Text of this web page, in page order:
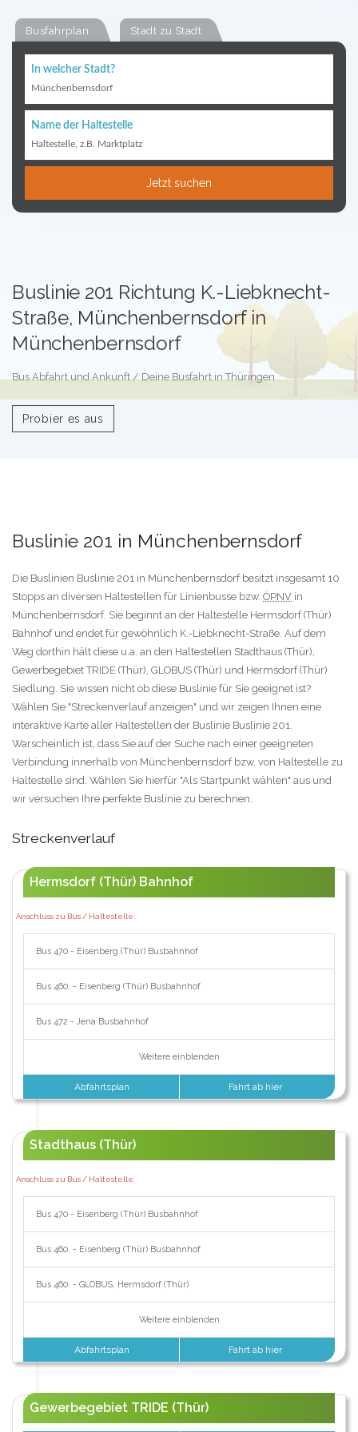
Busfahrplan Stadt zu Stadt
In welcher Stadt?
Münchenbernsdorf
Name der Haltestelle
Haltestelle, z.B. Marktplatz
Jetzt suchen
Buslinie 201 Richtung K.-Liebknecht-
Straße, Münchenbernsdorf in
Münchenbernsdorf
Bus Abfahrt und Ankunft / Deine Busfahrt in Thüringen
Probier es aus
Buslinie 201 in Münchenbernsdorf
Die Buslinien Buslinie 201 in Münchenbernsdorf besitzt insgesamt 10
Stopps an diversen Haltestellen für Linienbusse bzw. ÖPNV in
Münchenbernsdorf. Sie beginnt an der Haltestelle Hermsdorf (Thür)
Bahnhof und endet für gewöhnlich K.-Liebknecht-Straße. Auf dem
Weg dorthin hält diese u.a. an den Haltestellen Stadthaus (Thür),
Gewerbegebiet TRIDE (Thür), GLOBUS (Thür) und Hermsdorf (Thür)
Siedlung. Sie wissen nicht ob diese Buslinie für Sie geeignet ist?
Wählen Sie "Streckenverlauf anzeigen" und wir zeigen Ihnen eine
interaktive Karte aller Haltestellen der Buslinie Buslinie 201.
Warscheinlich ist, dass Sie auf der Suche nach einer geeigneten
Verbindung innerhalb von Münchenbernsdorf bzw. von Haltestelle zu
Haltestelle sind. Wählen Sie hierfür "Als Startpunkt wählen" aus und
wir versuchen Ihre perfekte Buslinie zu berechnen.
Streckenverlauf
Hermsdorf (Thür) Bahnhof
Anschluss zu Bus / Haltestelle:
Bus 470 - Eisenberg (Thür) Busbahnhof
Bus 460. - Eisenberg (Thür) Busbahnhof
Bus 472 - Jena Busbahnhof
Weitere einblenden
Abfahrtsplan Fahrt ab hier
Stadthaus (Thür)
Anschluss zu Bus / Haltestelle:
Bus 470 - Eisenberg (Thür) Busbahnhof
Bus 460. - Eisenberg (Thür) Busbahnhof
Bus 460. - GLOBUS, Hermsdorf (Thür)
Weitere einblenden
Abfahrtsplan Fahrt ab hier
Gewerbegebiet TRIDE (Thür)